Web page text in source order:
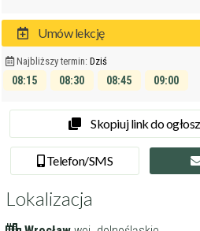
Umów lekcję
Najbliższy termin:Dziś
08:15 08:30 08:45
09:00
Skopiuj link do
Telefon/SMS
Lokalizacja